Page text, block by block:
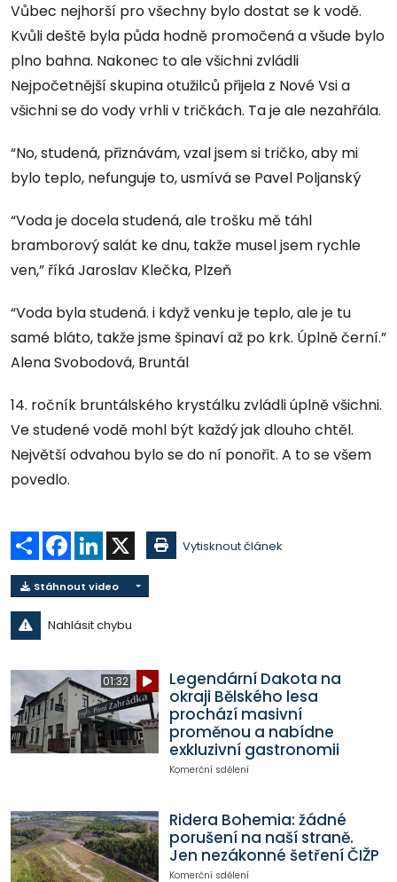
Vůbec nejhorší pro všechny bylo dostat se k vodě.
Kvůli deště byla půda hodně promočená a všude bylo
plno bahna. Nakonec to ale všichni zvládli
Nejpočetnější skupina otužilců přijela z Nové Vsi a
všichni se do vody vrhli v tričkách. Ta je ale nezahřála.
“No, studená, přiznávám, vzal jsem si tričko, aby mi
bylo teplo, nefunguje to, usmívá se Pavel Poljanský
“Voda je docela studená, ale trošku mě táhl
bramborový salát ke dnu, takže musel jsem rychle
ven,” říká Jaroslav Klečka, Plzeň
“Voda byla studená. i když venku je teplo, ale je tu
samé bláto, takže jsme špinaví až po krk. Úplně černí.”
Alena Svobodová, Bruntál
14. ročník bruntálského krystálku zvládli úplně všichni.
Ve studené vodě mohl být každý jak dlouho chtěl.
Největší odvahou bylo se do ní ponořit. A to se všem
povedlo.
Sdílet Facebook
LinkedIn Vytisknout článek
Stáhnout video
Nahlásit chybu
01:32
Legendární Dakota na
okraji Bělského lesa
prochází masivní
proměnou a nabídne
exkluzivní gastronomii
Komerční sdělení
Ridera Bohemia: žádné
porušení na naší straně.
Jen nezákonné šetření ČIŽP
Komerční sdělení